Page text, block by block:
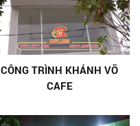
CÔNG TRÌNH KHÁNH VÕ
CAFE